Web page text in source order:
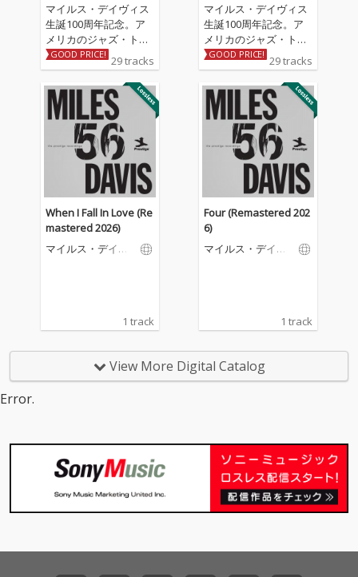
マイルス・デイヴィス
生誕100周年記念。ア
メリカのジャズ・トラ
ンペッター/バンドリー
ダー/作曲家でジャズ史
および20世紀音楽史に
おいて、最も影響力が
あり、高く評価されて
いる一人、マイルス・
デイヴィスは、およそ
50年にわたるキャリア
の中で多様な音楽的ア
プローチを取り入れ、
ジャズにおける多くの
主要な様式の発展にお
いて常に最前線に立ち
続けた。 本作はデイヴ
めたアルバム。『Cook
in』からの楽曲を収録
るクインテットの演奏
が収められている。さ
らに、本作には、同年
3月16日に録音され
た、このトランペット
録されている。このセ
GOOD PRICE! 29 tracks
マイルス・デイヴィス
生誕100周年記念。ア
メリカのジャズ・トラ
ンペッター/バンドリー
ダー/作曲家でジャズ史
および20世紀音楽史に
おいて、最も影響力が
あり、高く評価されて
いる一人、マイルス・
デイヴィスは、およそ
50年にわたるキャリア
の中で多様な音楽的ア
プローチを取り入れ、
ジャズにおける多くの
主要な様式の発展にお
いて常に最前線に立ち
続けた。 本作はデイヴ
めたアルバム。『Cook
in』からの楽曲を収録
るクインテットの演奏
が収められている。さ
らに、本作には、同年
3月16日に録音され
た、このトランペット
録されている。このセ
GOOD PRICE! 29 tracks
When I Fall In Love (Re
mastered 2026)
マイルス・デイヴ
1 track
Four (Remastered 202
6)
マイルス・デイヴ
1 track
View More Digital Catalog
Error.